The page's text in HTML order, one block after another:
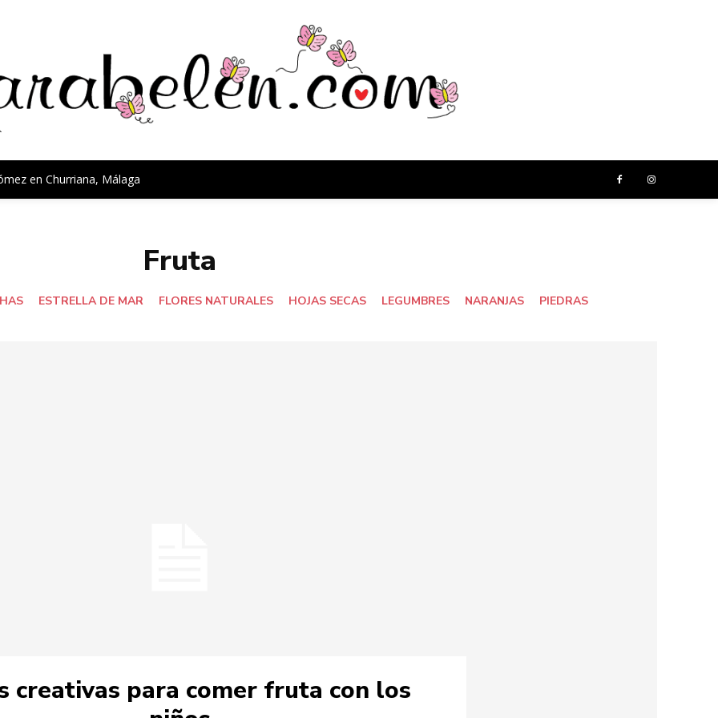
en Churriana, Málaga
Fruta
ESTRELLA DE MAR FLORES NATURALES HOJAS SECAS LEGUMBRES NARANJAS PIEDRAS
creativas para comer fruta con los